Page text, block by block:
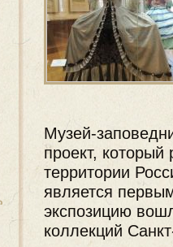
Музей-
проект,
территории
является
экспозицию
коллекций